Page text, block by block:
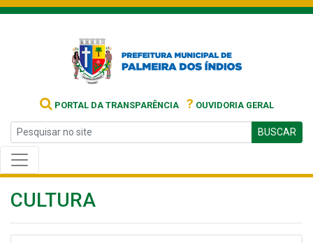
PORTAL DA TRANSPARÊNCIA ? OUVIDORIA GERAL
BUSCAR
CULTURA